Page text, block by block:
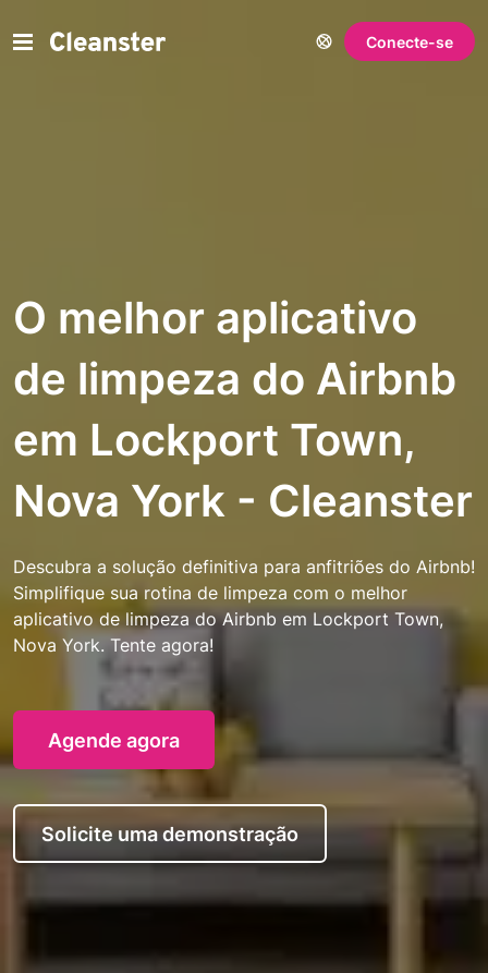
Conecte-se
O melhor aplicativo
de limpeza do Airbnb
em Lockport Town,
Nova York - Cleanster
Descubra a solução definitiva para anfitriões do Airbnb!
Simplifique sua rotina de limpeza com o melhor
aplicativo de limpeza do Airbnb em Lockport Town,
Nova York. Tente agora!
Agende agora
Solicite uma demonstração